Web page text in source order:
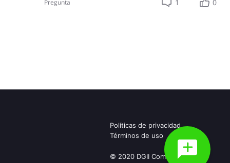
Pregunta
1 0
Políticas de privacidad
Términos de uso
© 2020 DGII Community